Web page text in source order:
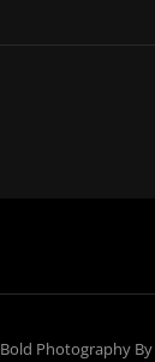
Bold Photography By